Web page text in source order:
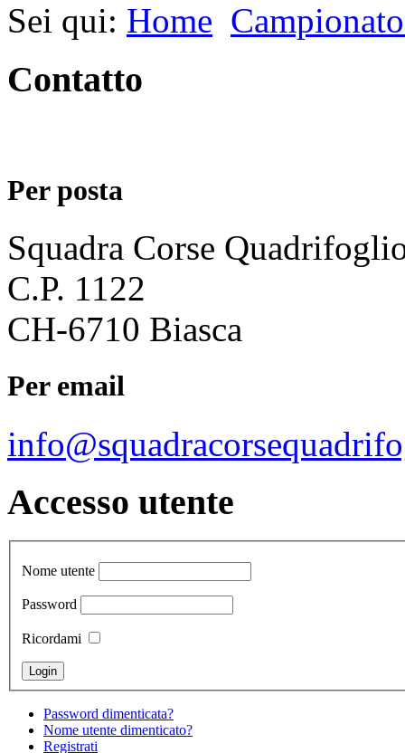
Sei qui: Home
Contatto
Per posta
Squadra Corse
C.P. 1122
CH-6710 Biasca
Per email
Accesso utente
Nome utente
Password
Ricordami
Password dimenticata?
Nome utente dimenticato?
Registrati